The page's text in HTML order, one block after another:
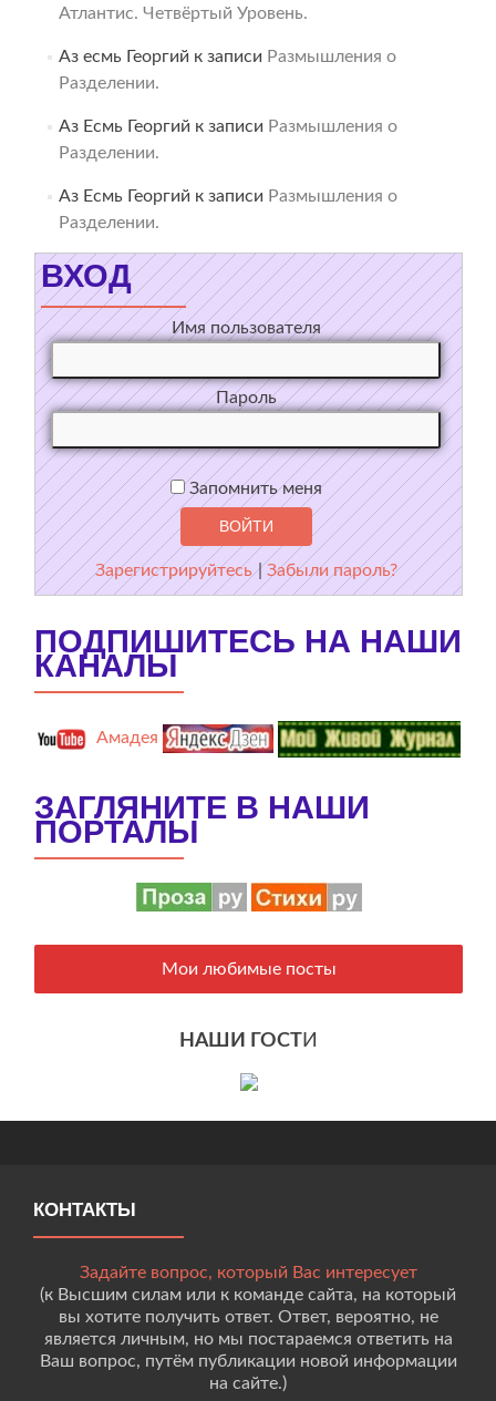
Атлантис. Четвёртый Уровень.
Аз есмь Георгий к записи Размышления о
Разделении.
Аз Есмь Георгий к записи Размышления о
Разделении.
Аз Есмь Георгий к записи Размышления о
Разделении.
ВХОД
Имя пользователя
Пароль
Запомнить меня
Зарегистрируйтесь |Забыли пароль?
ПОДПИШИТЕСЬ НА НАШИ
КАНАЛЫ
Амадея
ЗАГЛЯНИТЕ В НАШИ
ПОРТАЛЫ
Мои любимые посты
НАШИ ГОСТИ
КОНТАКТЫ
Задайте вопрос, который Вас интересует
(к Высшим силам или к команде сайта, на который
вы хотите получить ответ. Ответ, вероятно, не
является личным, но мы постараемся ответить на
Ваш вопрос, путём публикации новой информации
на сайте.)